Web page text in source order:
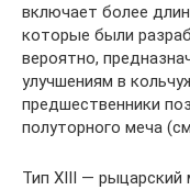
включает более
которые были
вероятно,
улучшениям в
предшественники
полуторного меча
Тип XIII — рыцарский